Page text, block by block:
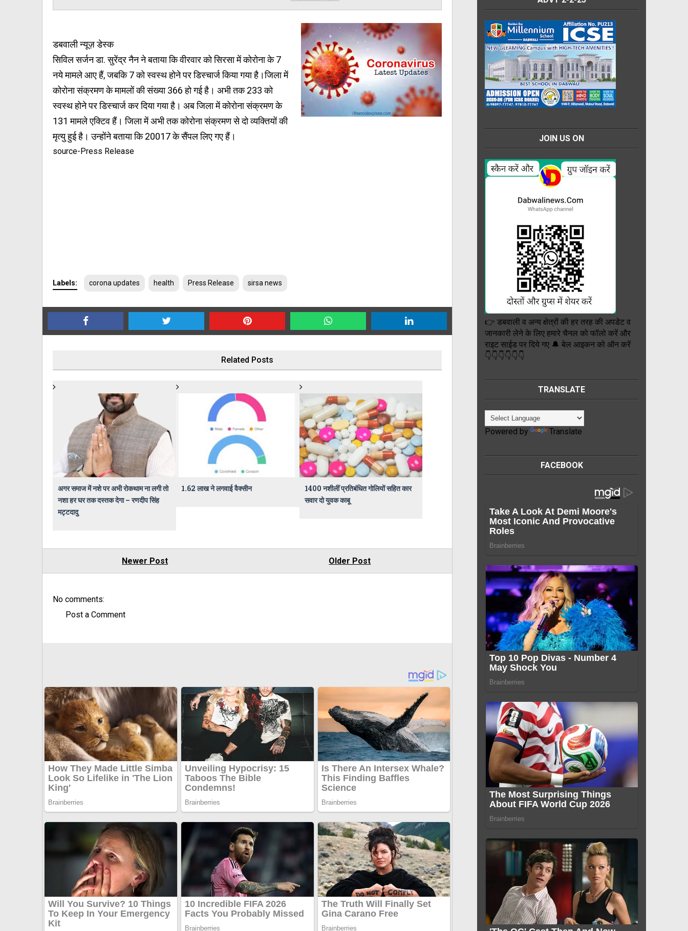
डबवाली न्यूज़ डेस्क
सिविल सर्जन डा. सुरेंद्र नैन ने बताया कि वीरवार को सिरसा में कोरोना के 7
नये मामले आए हैं, जबकि 7 को स्वस्थ होने पर डिस्चार्ज किया गया है।जिला में
कोरोना संक्रमण के मामलों की संख्या 366 हो गई है। अभी तक 233 को
स्वस्थ होने पर डिस्चार्ज कर दिया गया है। अब जिला में कोरोना संक्रमण के
131 मामले एक्टिव हैं। जिला में अभी तक कोरोना संक्रमण से दो व्यक्तियों की
मृत्यु हुई है। उन्होंने बताया कि 20017 के सैंपल लिए गए हैं।
source-Press Release
Labels: corona updates health Press Release sirsa news
Related Posts
अगर समाज में नशे पर अभी रोकथाम ना लगी तो
नशा हर घर तक दस्तक देगा – रणदीप सिंह
मट्टदादु
1.62 लाख ने लगवाई वैक्सीन
1400 नशीलीं प्रतिबंधित गोलियों सहित कार
सवार दो युवक काबू
Newer Post Older Post
No comments:
Post a Comment
JOIN US ON
👉 डबवाली व अन्य क्षेत्रों की हर तरह की अपडेट व
जानकारी लेने के लिए हमारे चैनल को फॉलो करें और
राइट साईड पर दिये गए 🔔 बेल आइकन को ऑन करें
👇👇👇👇👇👇
TRANSLATE
Powered by Translate
FACEBOOK